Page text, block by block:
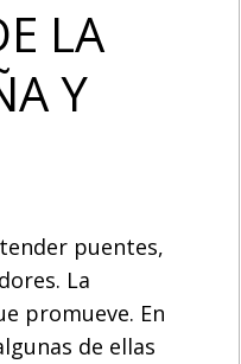
LA
Y
puentes,
La
promueve. En
de ellas